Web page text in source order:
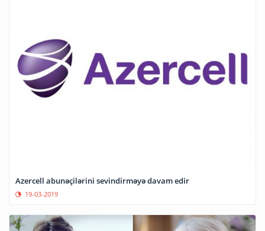
Azercell abunəçilərini sevindirməyə davam edir
19-03-2019